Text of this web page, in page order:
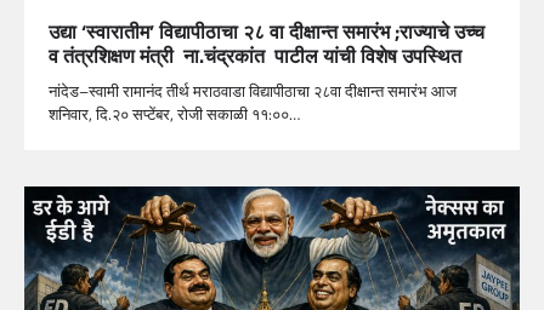
उद्या ‘स्वारातीम’ विद्यापीठाचा २८ वा दीक्षान्त समारंभ ;राज्याचे उच्च
व तंत्रशिक्षण मंत्री ना.चंद्रकांत पाटील यांची विशेष उपस्थित
नांदेड–स्वामी रामानंद तीर्थ मराठवाडा विद्यापीठाचा २८वा दीक्षान्त समारंभ आज
शनिवार, दि.२० सप्टेंबर, रोजी सकाळी ११:००…